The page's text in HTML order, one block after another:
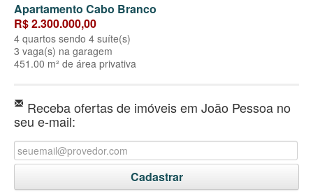
Apartamento Cabo Branco
R$ 2.300.000,00
4 quartos sendo 4 suíte(s)
3 vaga(s) na garagem
451.00 m² de área privativa
Receba ofertas de imóveis em João Pessoa no
seu e-mail: